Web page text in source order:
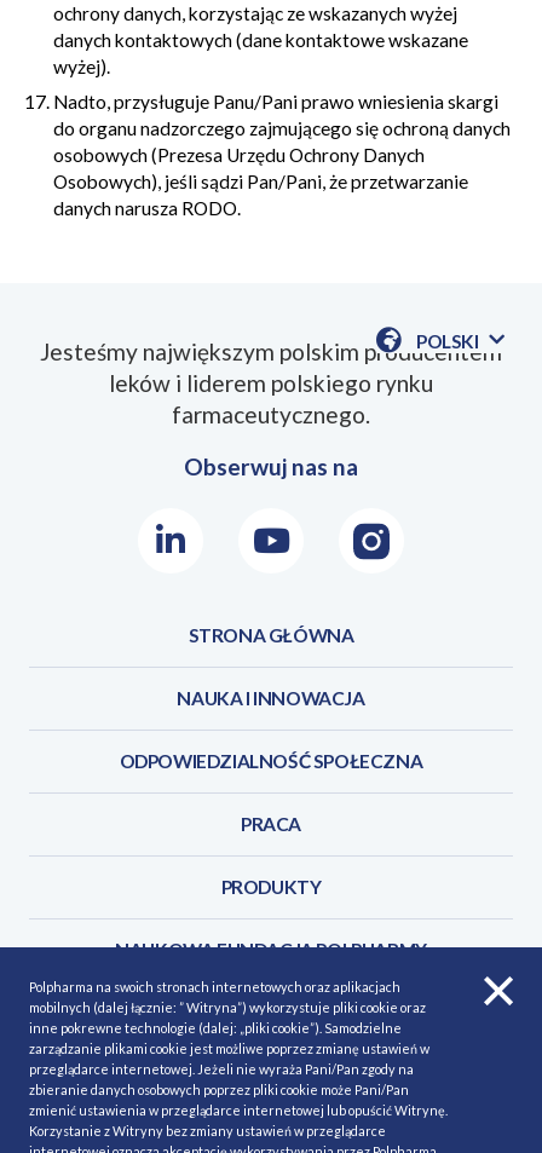
ochrony danych, korzystając ze wskazanych wyżej
danych kontaktowych (dane kontaktowe wskazane
wyżej).
Nadto, przysługuje Panu/Pani prawo wniesienia skargi
do organu nadzorczego zajmującego się ochroną danych
osobowych (Prezesa Urzędu Ochrony Danych
Osobowych), jeśli sądzi Pan/Pani, że przetwarzanie
danych narusza RODO.
POLSKI
POKAŻ
Jesteśmy największym polskim producentem
leków i liderem polskiego rynku
farmaceutycznego.
Obserwuj nas na
LinkedInYoutubeInstagram
STRONA GŁÓWNA
NAUKA I INNOWACJA
ODPOWIEDZIALNOŚĆ SPOŁECZNA
PRACA
PRODUKTY
NAUKOWA FUNDACJA POLPHARMY
KONTAKT
POLITYKA COOKIES Polityka prywatności
Polpharma na swoich stronach internetowych oraz aplikacjach
mobilnych (dalej łącznie: ” Witryna”) wykorzystuje pliki cookie oraz
inne pokrewne technologie (dalej: „pliki cookie”). Samodzielne
zarządzanie plikami cookie jest możliwe poprzez zmianę ustawień w
przeglądarce internetowej. Jeżeli nie wyraża Pani/Pan zgody na
zbieranie danych osobowych poprzez pliki cookie może Pani/Pan
zmienić ustawienia w przeglądarce internetowej lub opuścić Witrynę.
Korzystanie z Witryny bez zmiany ustawień w przeglądarce